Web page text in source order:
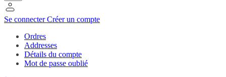
Se connecterCréer un compte
Ordres
Addresses
Détails du compte
Mot de passe oublié